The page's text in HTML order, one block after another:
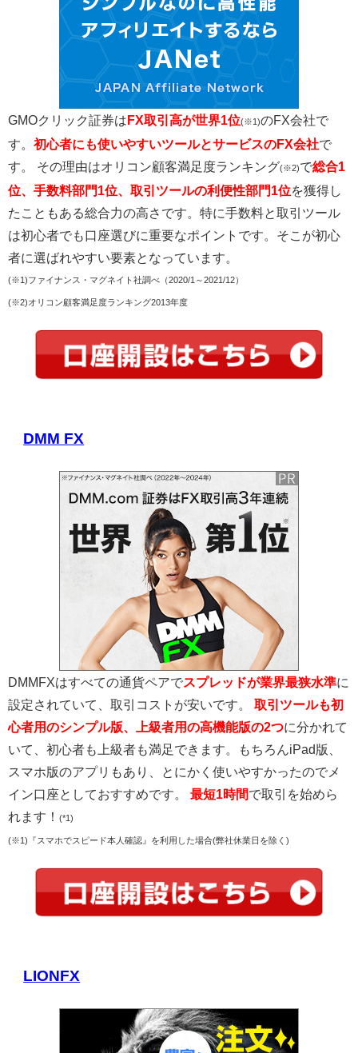
GMOクリック証券は FX取引高が世界1位(※1)のFX会社で
す。 初心者にも使いやすいツールとサービスのFX会社で
す。 その理由はオリコン顧客満足度ランキング(※2)で総合1
位、手数料部門1位、取引ツールの利便性部門1位を獲得し
たこともある総合力の高さです。特に手数料と取引ツール
は初心者でも口座選びに重要なポイントです。そこが初心
者に選ばれやすい要素となっています。
(※1)ファイナンス・マグネイト社調べ（2020/1～2021/12）
(※2)オリコン顧客満足度ランキング2013年度
DMM FX
DMMFXはすべての通貨ペアでスプレッドが業界最狭水準に
設定されていて、取引コストが安いです。 取引ツールも初
心者用のシンプル版、上級者用の高機能版の2つに分かれて
いて、初心者も上級者も満足できます。もちろんiPad版、
スマホ版のアプリもあり、とにかく使いやすかったのでメ
イン口座としておすすめです。 最短1時間で取引を始めら
れます！ (*1)
(※1)『スマホでスピード本人確認』を利用した場合(弊社休業日を除く)
LIONFX